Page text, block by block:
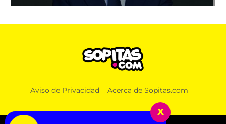
Aviso de Privacidad Acerca de Sopitas.com
x